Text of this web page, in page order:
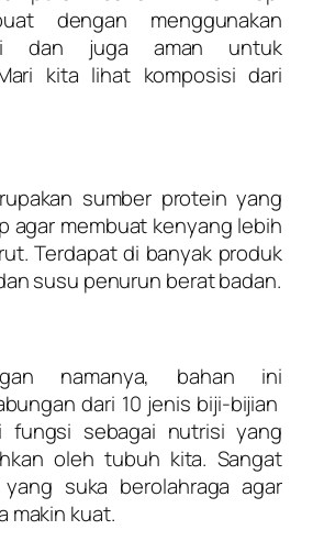
dengan menggunakan
dan juga aman untuk
kita lihat komposisi dari
sumber protein yang
agar membuat kenyang lebih
Terdapat di banyak produk
susu penurun berat badan.
namanya, bahan ini
dari 10 jenis biji-bijian
fungsi sebagai nutrisi yang
oleh tubuh kita. Sangat
suka berolahraga agar
makin kuat.